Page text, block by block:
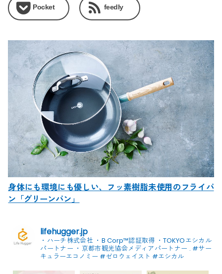
Pocket feedly
身体にも環境にも優しい、フッ素樹脂未使用のフライパ
ン「グリーンパン」
lifehugger.jp
・ハーチ株式会社 ・B Corp™認証取得 ・TOKYOエシカル
パートナー ・京都市観光協会メディアパートナー . #サー
キュラーエコノミー #ゼロウェイスト #エシカル